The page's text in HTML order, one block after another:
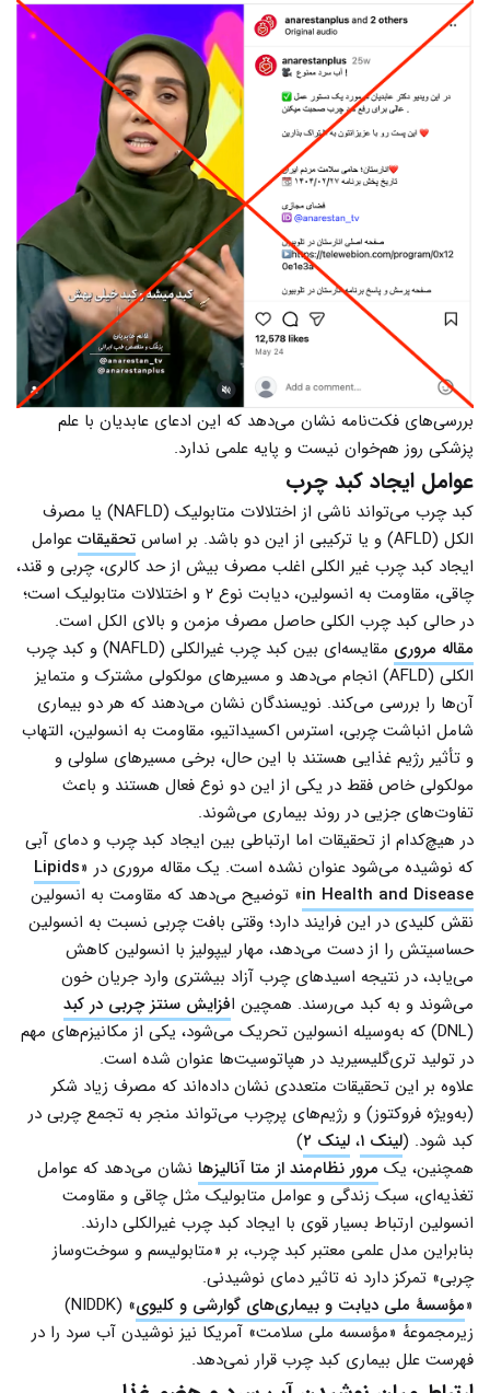
بررسی‌های فکت‌نامه نشان می‌دهد که این ادعای عابدیان با علم
پزشکی روز هم‌خوان نیست و پایه علمی ندارد.
عوامل ایجاد کبد چرب
کبد چرب می‌تواند ناشی از اختلالات متابولیک (NAFLD) یا مصرف
الکل (AFLD) و یا ترکیبی از این دو باشد. بر اساس
تحقیقات عوامل
ایجاد کبد چرب غیر الکلی اغلب مصرف بیش از حد کالری، چربی و قند،
چاقی، مقاومت به انسولین، دیابت نوع ۲ و اختلالات متابولیک است؛
در حالی کبد چرب الکلی حاصل مصرف مزمن و بالای الکل است.
مقاله مروری
مقایسه‌ای بین کبد چرب غیرالکلی (NAFLD) و کبد چرب
الکلی (AFLD) انجام می‌دهد و مسیرهای مولکولی مشترک و متمایز
آن‌ها را بررسی می‌کند. نویسندگان نشان می‌دهند که هر دو بیماری
شامل انباشت چربی، استرس اکسیداتیو، مقاومت به انسولین، التهاب
و تأثیر رژیم غذایی هستند با این حال، برخی مسیرهای سلولی و
مولکولی خاص فقط در یکی از این دو نوع فعال هستند و باعث
تفاوت‌های جزیی در روند بیماری می‌شوند.
در هیچ‌کدام از تحقیقات اما ارتباطی بین ایجاد کبد چرب و دمای آبی
که نوشیده می‌شود عنوان نشده است. یک مقاله مروری در «Lipids
in Health and Disease» توضیح می‌دهد که مقاومت به انسولین
نقش کلیدی در این فرایند دارد؛ وقتی بافت چربی نسبت به انسولین
حساسیتش را از دست می‌دهد، مهار لیپولیز با انسولین کاهش
می‌یابد، در نتیجه اسیدهای چرب آزاد بیشتری وارد جریان خون
می‌شوند و به کبد می‌رسند. همچین افزایش سنتز چربی در کبد
(DNL) که به‌وسیله انسولین تحریک می‌شود، یکی از مکانیزم‌های مهم
در تولید تری‌گلیسیرید در هپاتوسیت‌ها عنوان شده است.
علاوه بر این تحقیقات متعددی نشان داده‌اند که مصرف زیاد شکر
(به‌ویژه فروکتوز) و رژیم‌های پرچرب می‌تواند منجر به تجمع چربی در
کبد شود. (لینک ۱ ، لینک ۲
)
همچنین، یک مرور نظام‌مند از متا آنالیزها نشان می‌دهد که عوامل
تغذیه‌ای، سبک زندگی و عوامل متابولیک مثل چاقی و مقاومت
انسولین ارتباط بسیار قوی‌ با ایجاد کبد چرب غیرالکلی دارند.
بنابراین مدل علمی معتبر کبد چرب، بر «متابولیسم و سوخت‌وساز
چربی» تمرکز دارد نه تاثیر دمای نوشیدنی.
«مؤسسهٔ ملی دیابت و بیماری‌های گوارشی و کلیوی
» (NIDDK)
زیرمجموعهٔ «مؤسسه ملی سلامت» آمریکا نیز نوشیدن آب سرد را در
فهرست علل بیماری کبد چرب قرار نمی‌دهد.